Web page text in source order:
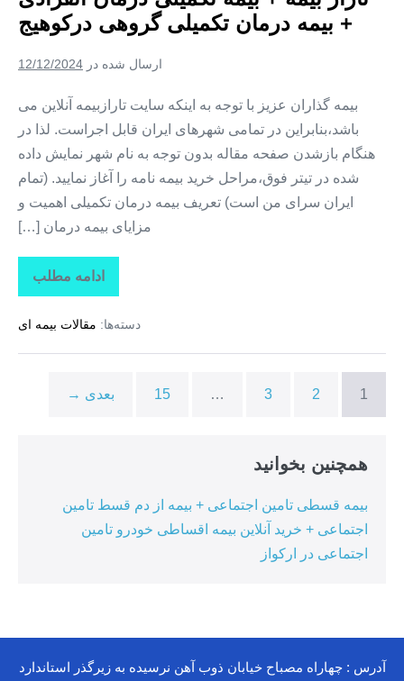
بیمه
درمان
تکمیلی
در
+ بیمه درمان تکمیلی گروهی درکوهیج
ارسال شده در 12/12/2024
بیمه گذاران عزیز با توجه به اینکه سایت تارازبیمه آنلاین می
باشد،بنابراین در تمامی شهرهای ایران قابل اجراست. لذا در
هنگام بازشدن صفحه مقاله بدون توجه به نام شهر نمایش داده
شده در تیتر فوق،مراحل خرید بیمه نامه را آغاز نمایید. (تمام
ایران سرای من است) تعریف بیمه درمان تکمیلی اهمیت و
مزایای بیمه درمان […]
ادامه مطلب
تاراز
بیمه
بیمه
درمان
بیمه
دسته‌ها: مقالات بیمه ای
1
2
3
…
15 بعدی →
همچنین بخوانید
بیمه قسطی تامین اجتماعی + بیمه از دم قسط تامین
اجتماعی + خرید آنلاین بیمه اقساطی خودرو تامین
اجتماعی در ارکواز
آدرس : چهاراه مصباح خیابان ذوب آهن نرسیده به زیرگذر استاندارد